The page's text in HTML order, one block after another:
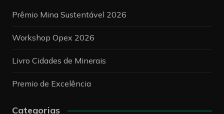
Prêmio Mina Sustentável 2026
Workshop Opex 2026
Livro Cidades de Minerais
Premio de Excelência
Categorias